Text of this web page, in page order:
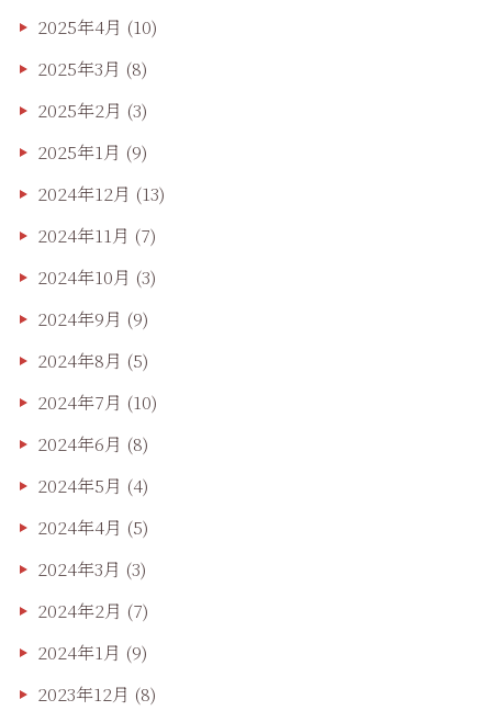
2025年4月 (10)
2025年3月 (8)
2025年2月 (3)
2025年1月 (9)
2024年12月 (13)
2024年11月 (7)
2024年10月 (3)
2024年9月 (9)
2024年8月 (5)
2024年7月 (10)
2024年6月 (8)
2024年5月 (4)
2024年4月 (5)
2024年3月 (3)
2024年2月 (7)
2024年1月 (9)
2023年12月 (8)